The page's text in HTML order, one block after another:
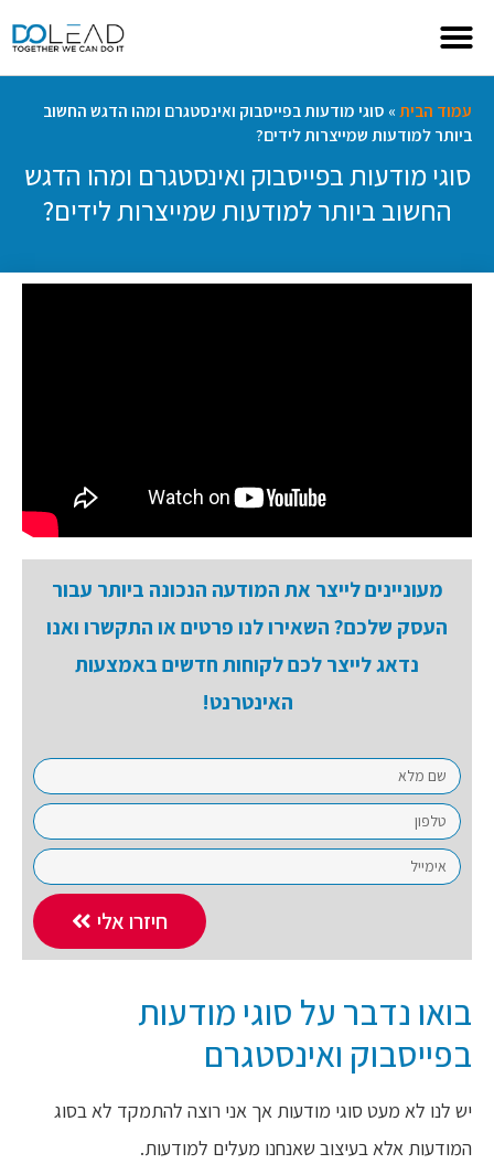
עמוד הבית » סוגי מודעות בפייסבוק ואינסטגרם ומהו הדגש החשוב
ביותר למודעות שמייצרות לידים?
סוגי מודעות בפייסבוק ואינסטגרם ומהו הדגש
החשוב ביותר למודעות שמייצרות לידים?
מעוניינים לייצר את המודעה הנכונה ביותר עבור
העסק שלכם? השאירו לנו פרטים או התקשרו ואנו
נדאג לייצר לכם לקוחות חדשים באמצעות
האינטרנט!
חיזרו אלי
בואו נדבר על סוגי מודעות
בפייסבוק ואינסטגרם
יש לנו לא מעט סוגי מודעות אך אני רוצה להתמקד לא בסוג
המודעות אלא בעיצוב שאנחנו מעלים למודעות.